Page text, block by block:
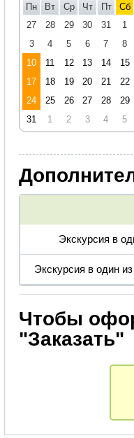
Пн Вт Ср Чт Пт
Сб
27
28 29 30 31
1
3
4 5 6 7
8
10
11 12 13 14
15
17
18 19 20 21
22
24
25 26 27 28
29
31
1 2 3 4 5
Экскурсия в
Экскурсия в один
Чтобы
"Заказать"